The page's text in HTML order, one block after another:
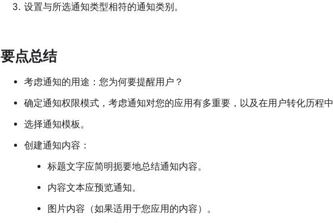
设置与所选通知类型相符的通知类别。
要点总结
考虑通知的用途：您为何要提醒用户？
确定通知权限模式，考虑通知对您的应用有多重要，以及在用户转化历程
选择通知模板。
创建通知内容：
标题文字应简明扼要地总结通知内容。
内容文本应预览通知。
图片内容（如果适用于您应用的内容）。